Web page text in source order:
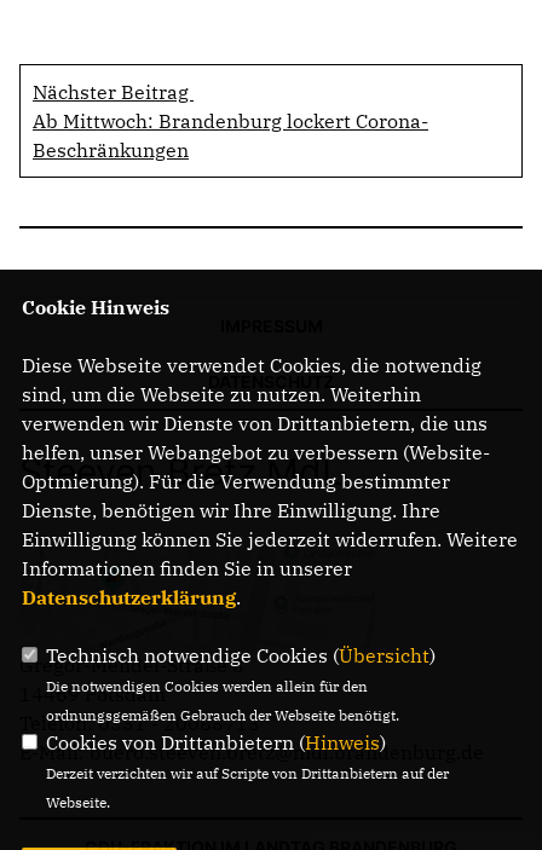
Nächster Beitrag
Ab Mittwoch: Brandenburg lockert Corona-
Beschränkungen
Steeven Bretz MdL
Gregor-Mendel-Straße 3
14469 Potsdam
Telefon: 0331 - 20085713
E-Mail: buero.steeven.bretz@mdl.brandenburg.de
Cookie Hinweis
Diese Webseite verwendet Cookies, die notwendig
sind, um die Webseite zu nutzen. Weiterhin
verwenden wir Dienste von Drittanbietern, die uns
helfen, unser Webangebot zu verbessern (Website-
Optmierung). Für die Verwendung bestimmter
Dienste, benötigen wir Ihre Einwilligung. Ihre
Einwilligung können Sie jederzeit widerrufen. Weitere
Informationen finden Sie in unserer
Datenschutzerklärung.
Technisch notwendige Cookies (Übersicht)
Die notwendigen Cookies werden allein für den
ordnungsgemäßen Gebrauch der Webseite benötigt.
Cookies von Drittanbietern (Hinweis)
Derzeit verzichten wir auf Scripte von Drittanbietern auf der
Webseite.